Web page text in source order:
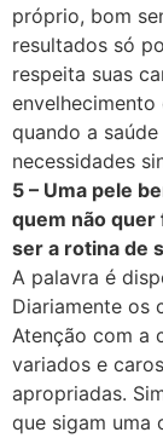
próprio, bom
resultados só
respeita suas
quando a
necessidades
5 – Uma pele
quem não quer
ser a rotina de
A palavra é
Diariamente os
Atenção com a
variados e
apropriadas.
que sigam uma